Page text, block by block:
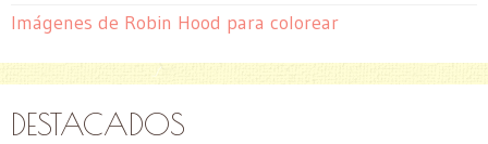
Imágenes de Robin Hood para colorear
DESTACADOS